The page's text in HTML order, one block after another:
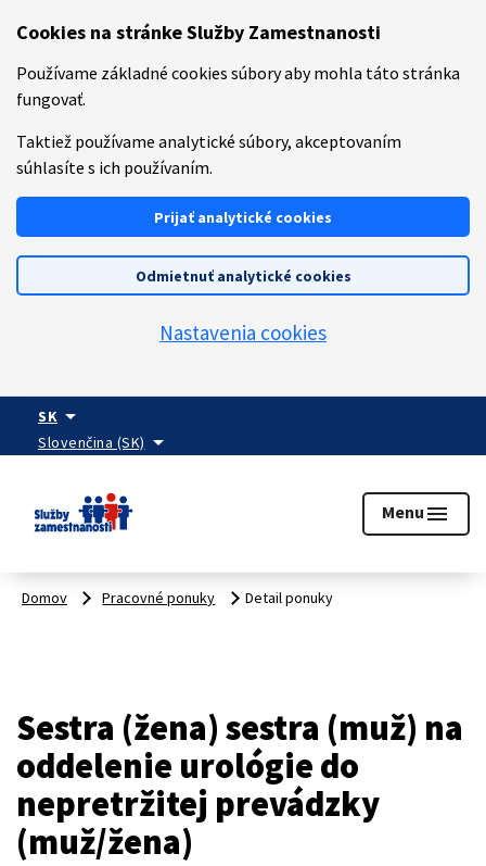
Cookies na stránke Služby Zamestnanosti
Používame základné cookies súbory aby mohla táto stránka
fungovať.
Taktiež používame analytické súbory, akceptovaním
súhlasíte s ich používaním.
Prijať analytické cookies
Odmietnuť analytické cookies
Nastavenia cookies
Menu menu
SK arrow_drop_down
Slovenčina (SK)arrow_drop_down
Domov Pracovné ponuky Detail ponuky
Sestra (žena) sestra (muž) na
oddelenie urológie do
nepretržitej prevádzky
(muž/žena)